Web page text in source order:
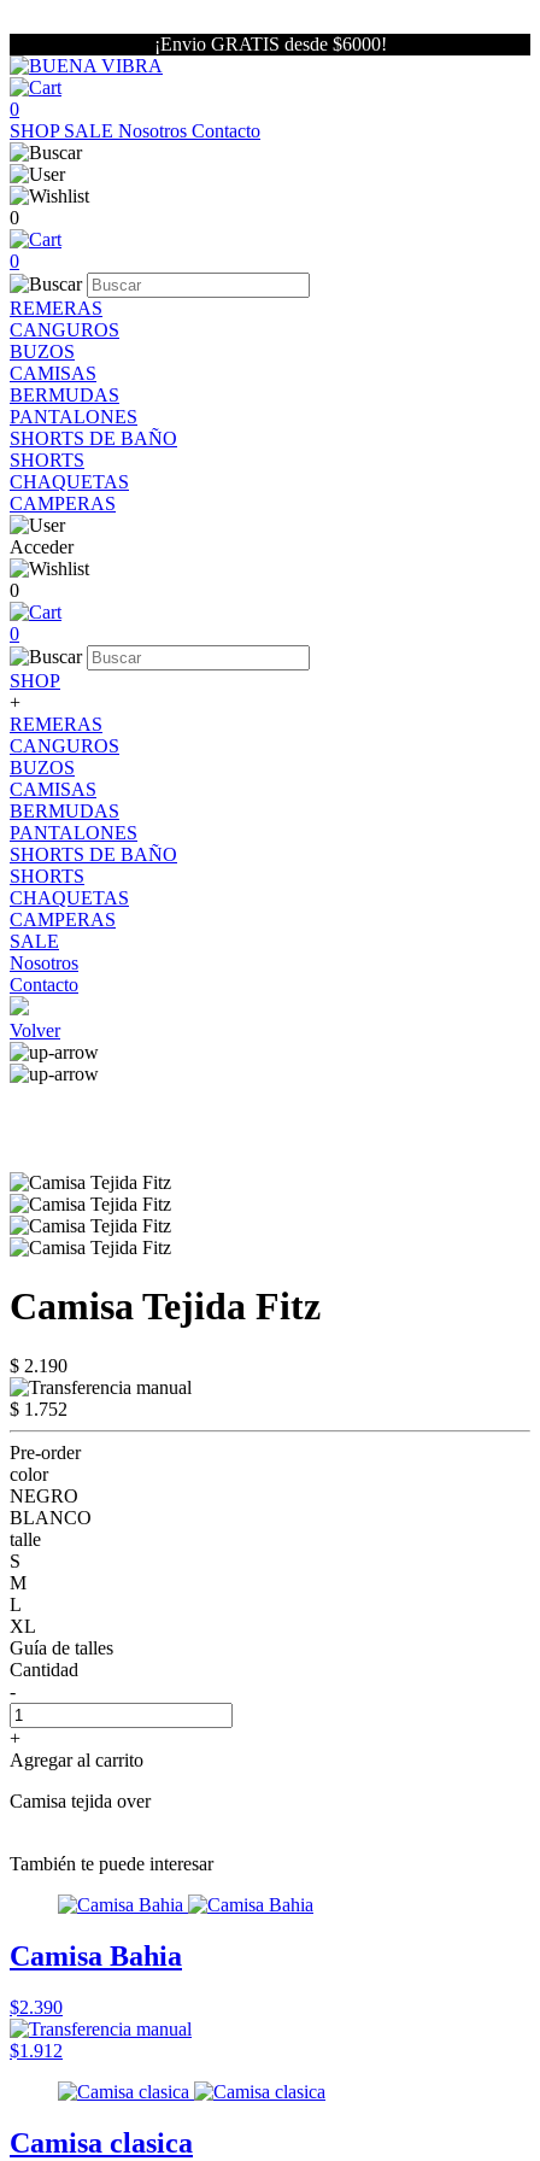
¡Envio GRATIS desde $6000!
0
SHOP SALE Nosotros Contacto
0
0
REMERAS
CANGUROS
BUZOS
CAMISAS
BERMUDAS
PANTALONES
SHORTS DE BAÑO
SHORTS
CHAQUETAS
CAMPERAS
Acceder
0
0
SHOP
+
REMERAS
CANGUROS
BUZOS
CAMISAS
BERMUDAS
PANTALONES
SHORTS DE BAÑO
SHORTS
CHAQUETAS
CAMPERAS
SALE
Nosotros
Contacto
Volver
Camisa Tejida Fitz
$ 2.190
$ 1.752
Pre-order
color
NEGRO
BLANCO
talle
S
M
L
XL
Guía de talles
Cantidad
-
+
Agregar al carrito
Camisa tejida over
También te puede interesar
Camisa Bahia
$2.390
$1.912
Camisa clasica